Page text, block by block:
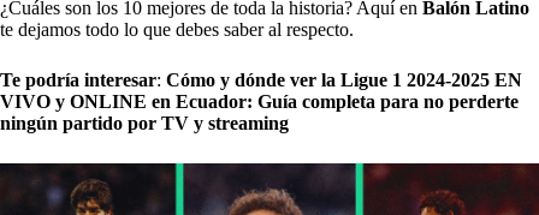
¿Cuáles son los 10 mejores de toda la historia? Aquí en Balón Latino
te dejamos todo lo que debes saber al respecto.
Te podría interesar: Cómo y dónde ver la Ligue 1 2024-2025 EN
VIVO y ONLINE en Ecuador: Guía completa para no perderte
ningún partido por TV y streaming